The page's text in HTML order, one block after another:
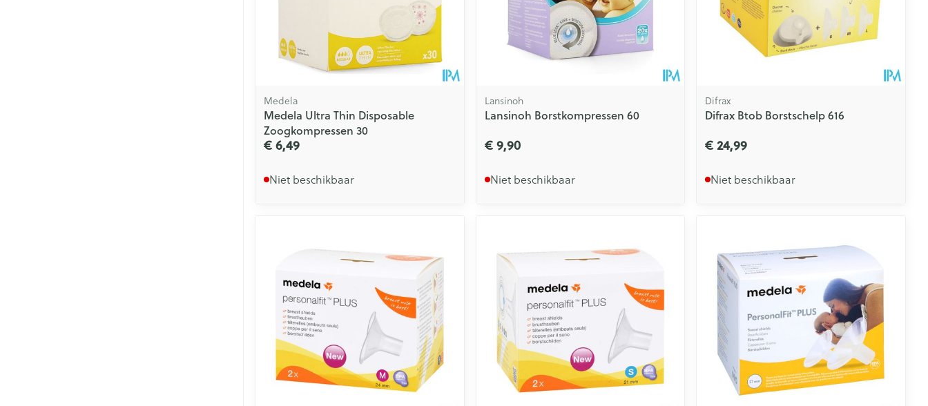
Medela
Medela Ultra Thin Disposable
Zoogkompressen 30
€ 6,49
Niet beschikbaar
Lansinoh
Lansinoh Borstkompressen 60
€ 9,90
Niet beschikbaar
Difrax
Difrax Btob Borstschelp 616
€ 24,99
Niet beschikbaar